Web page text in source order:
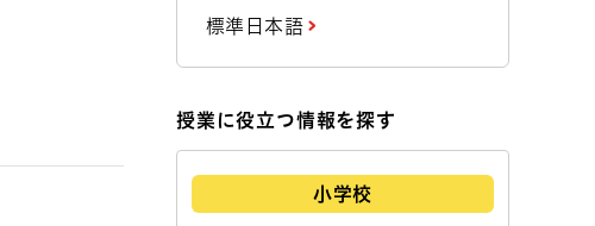
標準日本語
授業に役立つ情報を探す
小学校